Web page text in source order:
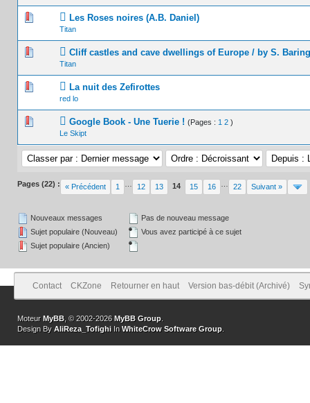
Les Roses noires (A.B. Daniel)
Titan
0 Votes - 0 sur 5 en moyenne
12345
Cliff castles and cave dwellings of Europe / by S.
Titan
0 Votes - 0 sur 5 en moyenne
12345
La nuit des Zefirottes
red lo
0 Votes - 0 sur 5 en moyenne
12345
Google Book - Une Tuerie ! (Pages : 1 2 )
Le Skipt
0 Votes - 0 sur 5 en moyenne
1 234 5
Pages (22) : « Précédent 1 12 13 14 15 16 22 Suivant »
Nouveaux messages
Sujet populaire (Nouveau)
Sujet populaire (Ancien)
Pas de nouveau message
Vous avez participé à ce sujet
Contact CKZone Retourner en haut Version bas-débit (Archivé)
Moteur MyBB , © 2002-2026MyBB Group
Design By AliReza_Tofighi In WhiteCrow Software Group